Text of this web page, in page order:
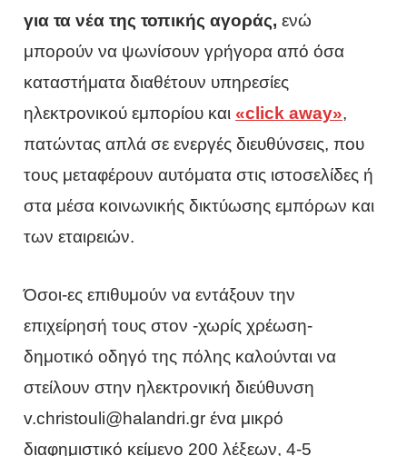
για τα νέα της τοπικής αγοράς, ενώ
μπορούν να ψωνίσουν γρήγορα από όσα
καταστήματα διαθέτουν υπηρεσίες
ηλεκτρονικού εμπορίου και«click away»,
πατώντας απλά σε ενεργές διευθύνσεις, που
τους μεταφέρουν αυτόματα στις ιστοσελίδες ή
στα μέσα κοινωνικής δικτύωσης εμπόρων και
των εταιρειών.
Όσοι-ες επιθυμούν να εντάξουν την
επιχείρησή τους στον -χωρίς χρέωση-
δημοτικό οδηγό της πόλης καλούνται να
στείλουν στην ηλεκτρονική διεύθυνση
v.christouli@halandri.gr ένα μικρό
διαφημιστικό κείμενο 200 λέξεων, 4-5